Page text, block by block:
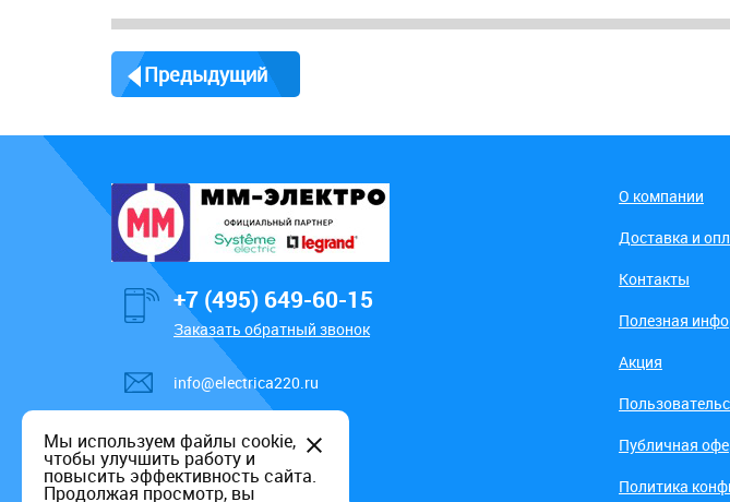
Предыдущий
+7 (495) 649-60-15
Заказать обратный звонок
info@electrica220.ru
О компании
Доставка и
Контакты
Полезная
Акция
Публичная
Политика
Мы используем файлы cookie,
чтобы улучшить работу и
повысить эффективность сайта.
Продолжая просмотр, вы